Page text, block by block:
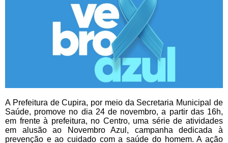
A Prefeitura de Cupira, por meio da Secretaria Municipal de
Saúde, promove no dia 24 de novembro, a partir das 16h,
em frente à prefeitura, no Centro, uma série de atividades
em alusão ao Novembro Azul, campanha dedicada à
prevenção e ao cuidado com a saúde do homem. A ação